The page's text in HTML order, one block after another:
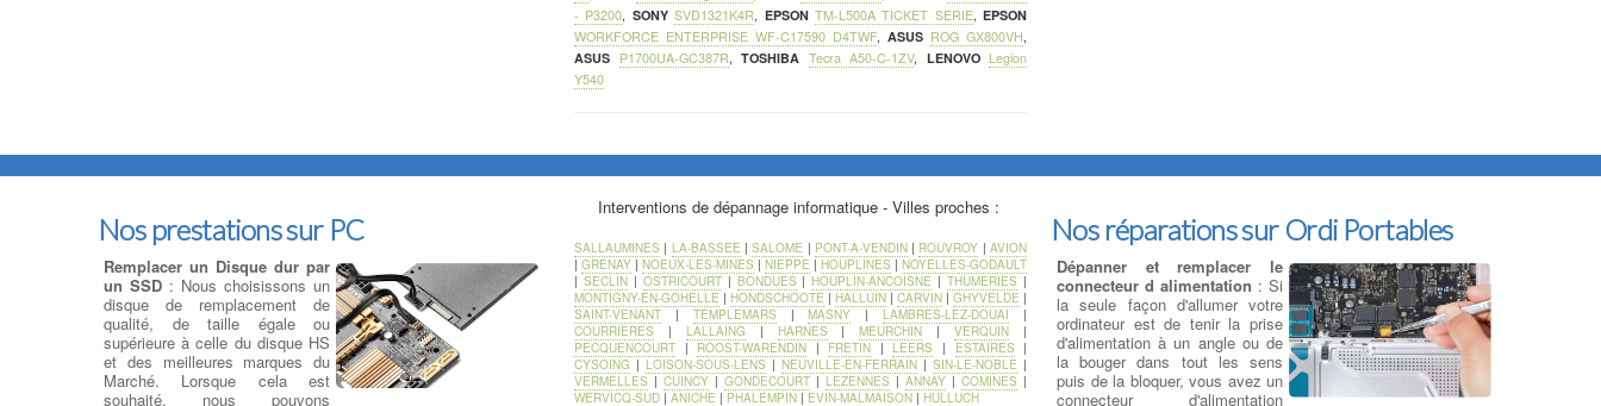
- P3200, SONY SVD1321K4R, EPSON TM-L500A TICKET SERIE, EPSON
WORKFORCE ENTERPRISE WF-C17590 D4TWF, ASUS ROG GX800VH,
ASUS P1700UA-GC387R, TOSHIBA Tecra A50-C-1ZV, LENOVO Legion
Y540
Nos prestations sur PC
Remplacer un Disque dur par
un SSD : Nous choisissons un
disque de remplacement de
qualité, de taille égale ou
supérieure à celle du disque HS
et des meilleures marques du
Marché. Lorsque cela est
souhaité, nous pouvons
Interventions de dépannage informatique - Villes proches :
SALLAUMINES | LA-BASSEE |SALOME | PONT-A-VENDIN| ROUVROY |AVION
| GRENAY | NOEUX-LES-MINES | NIEPPE | HOUPLINES | NOYELLES-GODAULT
| SECLIN| OSTRICOURT| BONDUES | HOUPLIN-ANCOISNE |THUMERIES |
MONTIGNY-EN-GOHELLE | HONDSCHOOTE | HALLUIN | CARVIN | GHYVELDE |
SAINT-VENANT | TEMPLEMARS |MASNY |LAMBRES-LEZ-DOUAI |
COURRIERES | LALLAING | HARNES |MEURCHIN |VERQUIN |
PECQUENCOURT | ROOST-WARENDIN | FRETIN |LEERS | ESTAIRES |
CYSOING | LOISON-SOUS-LENS | NEUVILLE-EN-FERRAIN | SIN-LE-NOBLE |
VERMELLES | CUINCY | GONDECOURT | LEZENNES | ANNAY | COMINES |
WERVICQ-SUD | ANICHE | PHALEMPIN | EVIN-MALMAISON | HULLUCH
Nos réparations sur Ordi Portables
Dépanner et remplacer le
connecteur d alimentation : Si
la seule façon d'allumer votre
ordinateur est de tenir la prise
d'alimentation à un angle ou de
la bouger dans tout les sens
puis de la bloquer, vous avez un
connecteur d'alimentation